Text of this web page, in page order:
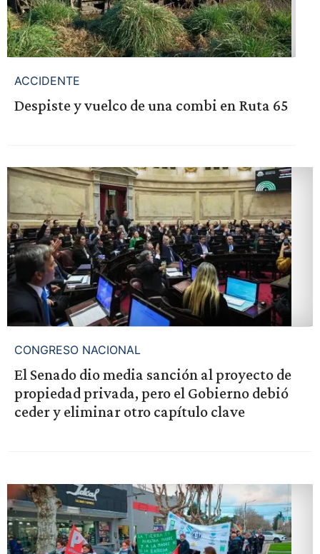
ACCIDENTE
Despiste y vuelco de una combi en Ruta 65
CONGRESO NACIONAL
El Senado dio media sanción al proyecto de
propiedad privada, pero el Gobierno debió
ceder y eliminar otro capítulo clave